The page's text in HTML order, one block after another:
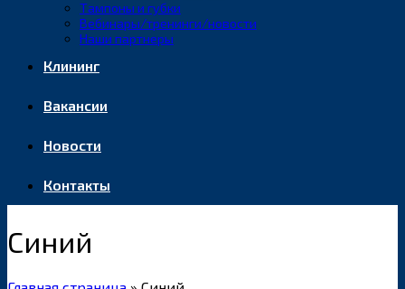
Тампоны и губки
Вебинары/тренинги/новости
Наши партнеры
Клининг
Вакансии
Новости
Контакты
Синий